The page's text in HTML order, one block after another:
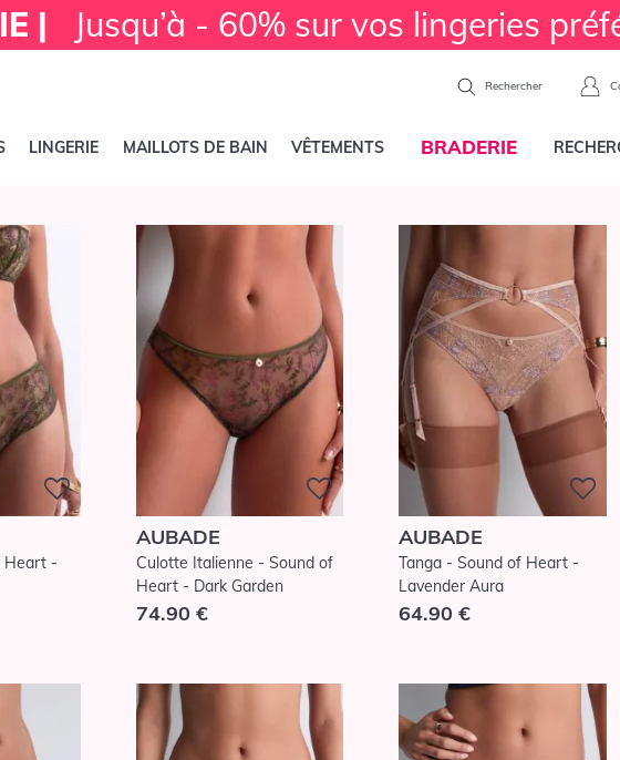
| Jusqu’à - 60% sur vos lingeries
Rechercher
LINGERIE MAILLOTS DE BAIN VÊTEMENTS BRADERIE
Heart -
AUBADE
Culotte Italienne - Sound of
Heart - Dark Garden
74.90 €
AUBADE
Tanga - Sound of Heart -
Lavender Aura
64.90 €